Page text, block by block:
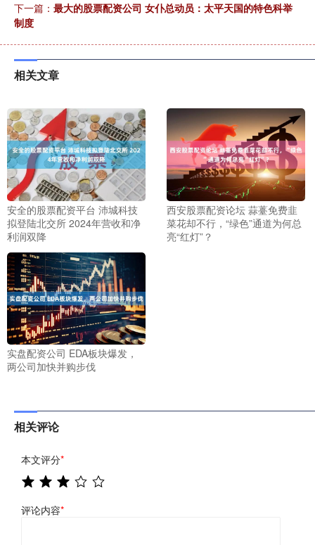
下一篇： 最大的股票配资公司 女仆总动员：太平天国的特色科举
制度
相关文章
安全的股票配资平台 沛城科技
拟登陆北交所 2024年营收和净
利润双降
西安股票配资论坛 蒜薹免费韭
菜花却不行，“绿色”通道为何总
亮“红灯”？
实盘配资公司 EDA板块爆发，
两公司加快并购步伐
相关评论
本文评分*
评论内容*